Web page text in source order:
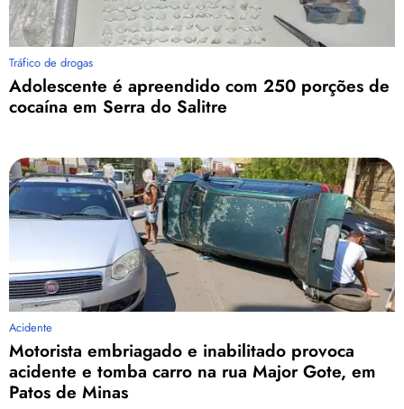
Tráfico de drogas
Adolescente é apreendido com 250 porções de
cocaína em Serra do Salitre
Acidente
Motorista embriagado e inabilitado provoca
acidente e tomba carro na rua Major Gote, em
Patos de Minas